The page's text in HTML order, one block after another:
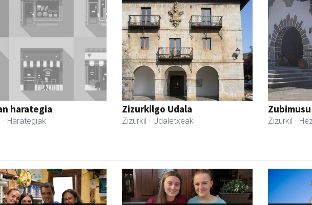
harategia
- Harategiak
Zizurkilgo Udala
Zizurkil - Udaletxeak Zizurkil -